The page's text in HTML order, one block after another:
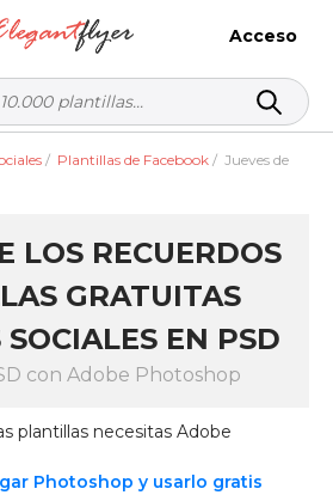
Acceso
/ Plantillas de Facebook / Jueves de
LOS RECUERDOS
GRATUITAS
SOCIALES EN PSD
con Adobe Photoshop
plantillas necesitas Adobe
Photoshop y usarlo gratis